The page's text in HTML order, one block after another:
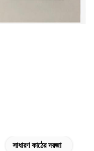
সাধারণ কাঠের দরজা